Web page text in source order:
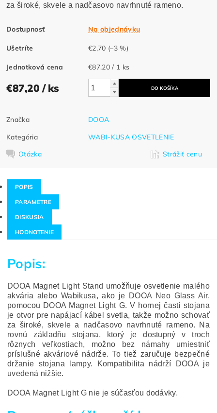
za široké, skvele a nadčasovo navrhnuté rameno.
Dostupnosť Na objednávku
Ušetríte €2,70 (–3 %)
Jednotková cena €87,20 / 1 ks
€87,20 / ks
Značka
DOOA
Kategória
WABI-KUSA OSVETLENIE
Otázka
Strážiť cenu
POPIS
PARAMETRE
DISKUSIA
HODNOTENIE
Popis:
DOOA Magnet Light Stand umožňuje osvetlenie malého
akvária alebo Wabikusa, ako je DOOA Neo Glass Air,
pomocou DOOA Magnet Light G. V hornej časti stojana
je otvor pre napájací kábel svetla, takže možno schovať
za široké, skvele a nadčasovo navrhnuté rameno. Na
rovnú základňu stojana, ktorý je dostupný v troch
rôznych veľkostiach, možno bez námahy umiestniť
príslušné akváriové nádrže. To tiež zaručuje bezpečné
držanie stojana lampy. Kompatibilita nádrží DOOA je
uvedená nižšie.
DOOA Magnet Light G nie je súčasťou dodávky.